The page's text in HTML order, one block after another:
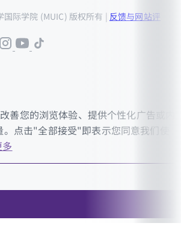
际学院 (MUIC) 版权所有 | 反馈与网站评
善您的浏览体验、提供个性化广告或内
点击"全部接受"即表示您同意我们使